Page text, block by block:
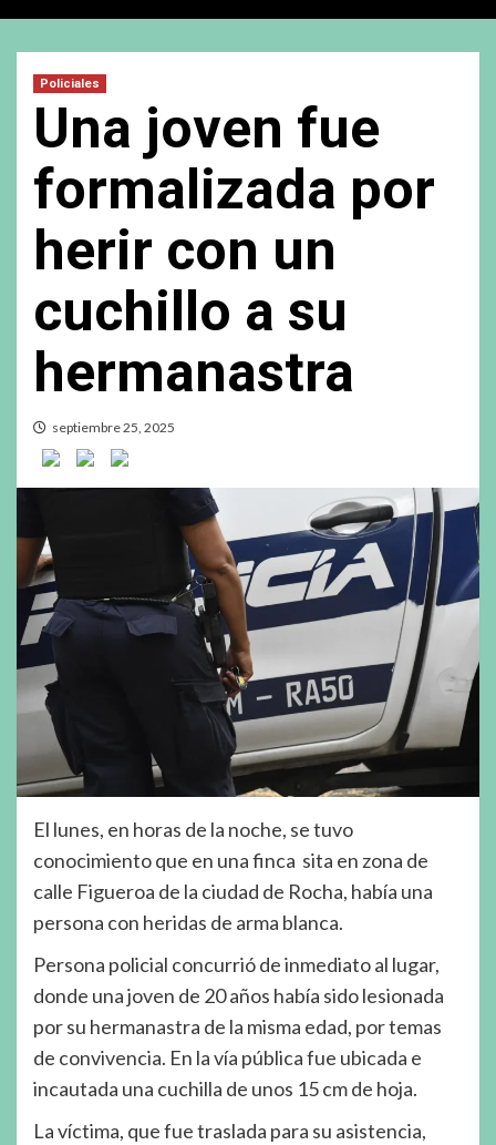
Policiales
Una joven fue
formalizada por
herir con un
cuchillo a su
hermanastra
septiembre 25, 2025
El lunes, en horas de la noche, se tuvo
conocimiento que en una finca sita en zona de
calle Figueroa de la ciudad de Rocha, había una
persona con heridas de arma blanca.
Persona policial concurrió de inmediato al lugar,
donde una joven de 20 años había sido lesionada
por su hermanastra de la misma edad, por temas
de convivencia. En la vía pública fue ubicada e
incautada una cuchilla de unos 15 cm de hoja.
La víctima, que fue traslada para su asistencia,